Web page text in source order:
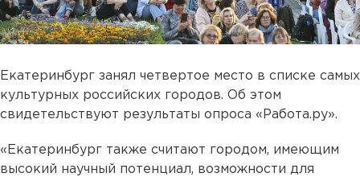
Екатеринбург занял четвертое место в списке самых
культурных российских городов. Об этом
свидетельствуют результаты опроса «Работа.ру».
«Екатеринбург также считают городом, имеющим
высокий научный потенциал, возможности для